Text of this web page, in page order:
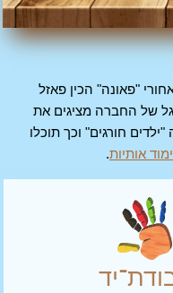
והאגדה שמאחורי "פאונה" הכין פאזל
של החברה מציגים את
חורגים" וכך תוכלו
אותיות.